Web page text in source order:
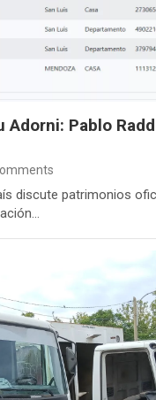
Pablo
discute patrimonios